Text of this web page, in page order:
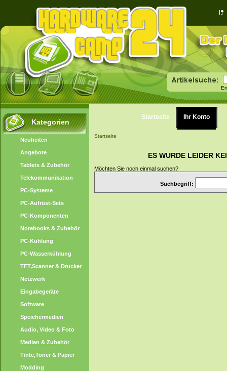
Kategorien
Neuheiten
Angebote
Tablets & Zubehör
Telekommunikation
PC-Systeme
PC-Aufrüst-Sets
PC-Komponenten
Notebooks & Zubehör
PC-Kühlung
PC-Wasserkühlung
TFT,Scanner & Drucker
Netzwerk
Eingabegeräte
Software
Speichermedien
Audio, Video & Foto
Medien & Zubehör
Tinte,Toner & Papier
Modding
Startseite Ihr Konto
Startseite
ES WURDE LEIDER
Möchten Sie noch einmal suchen?
Suchbegriff: